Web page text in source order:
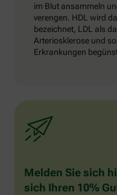
im Blut ansammeln
verengen. HDL wird
bezeichnet, LDL als
Arteriosklerose und
Erkrankungen
Melden Sie sich
sich Ihren 10%